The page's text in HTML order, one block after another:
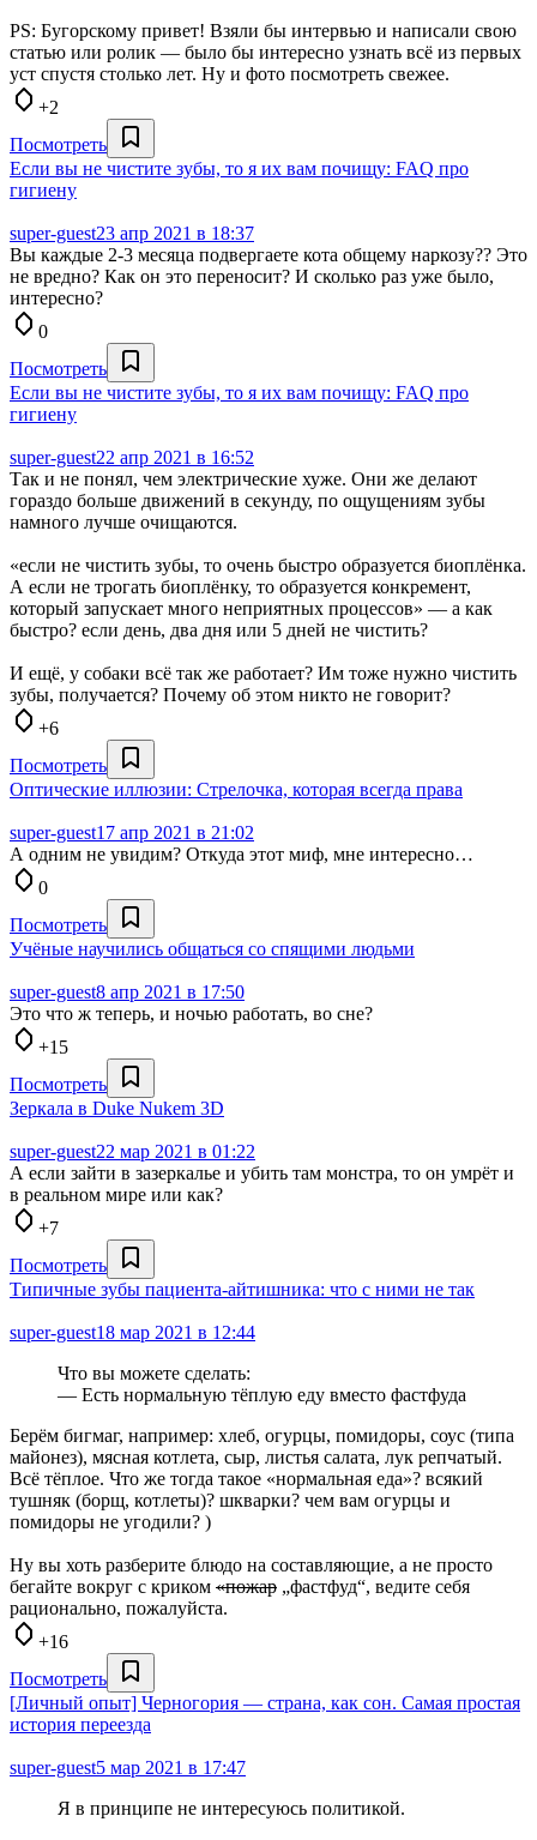
PS: Бугорскому привет! Взяли бы интервью и написали свою
статью или ролик — было бы интересно узнать всё из первых
уст спустя столько лет. Ну и фото посмотреть свежее.
+2
Посмотреть
Если вы не чистите зубы, то я их вам почищу: FAQ про
гигиену
super-guest23 апр 2021 в 18:37
Вы каждые 2-3 месяца подвергаете кота общему наркозу?? Это
не вредно? Как он это переносит? И сколько раз уже было,
интересно?
0
Посмотреть
Если вы не чистите зубы, то я их вам почищу: FAQ про
гигиену
super-guest22 апр 2021 в 16:52
Так и не понял, чем электрические хуже. Они же делают
гораздо больше движений в секунду, по ощущениям зубы
намного лучше очищаются.
«если не чистить зубы, то очень быстро образуется биоплёнка.
А если не трогать биоплёнку, то образуется конкремент,
который запускает много неприятных процессов» — а как
быстро? если день, два дня или 5 дней не чистить?
И ещё, у собаки всё так же работает? Им тоже нужно чистить
зубы, получается? Почему об этом никто не говорит?
+6
Посмотреть
Оптические иллюзии: Стрелочка, которая всегда права
super-guest17 апр 2021 в 21:02
А одним не увидим? Откуда этот миф, мне интересно…
0
Посмотреть
Учёные научились общаться со спящими людьми
super-guest8 апр 2021 в 17:50
Это что ж теперь, и ночью работать, во сне?
+15
Посмотреть
Зеркала в Duke Nukem 3D
super-guest22 мар 2021 в 01:22
А если зайти в зазеркалье и убить там монстра, то он умрёт и
в реальном мире или как?
+7
Посмотреть
Типичные зубы пациента-айтишника: что с ними не так
super-guest18 мар 2021 в 12:44
Что вы можете сделать:
— Есть нормальную тёплую еду вместо фастфуда
Берём бигмаг, например: хлеб, огурцы, помидоры, соус (типа
майонез), мясная котлета, сыр, листья салата, лук репчатый.
Всё тёплое. Что же тогда такое «нормальная еда»? всякий
тушняк (борщ, котлеты)? шкварки? чем вам огурцы и
помидоры не угодили? )
Ну вы хоть разберите блюдо на составляющие, а не просто
бегайте вокруг с криком «пожар „фастфуд“, ведите себя
рационально, пожалуйста.
+16
Посмотреть
[Личный опыт] Черногория — страна, как сон. Самая простая
история переезда
super-guest5 мар 2021 в 17:47
Я в принципе не интересуюсь политикой.